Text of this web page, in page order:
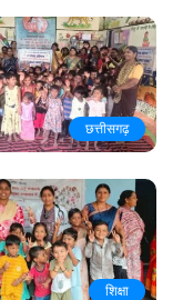
छत्तीसगढ़
शिक्षा